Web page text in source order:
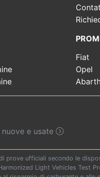
Fiat
Opel
e usate
prove ufficiali secondo le
Light Vehicles Test